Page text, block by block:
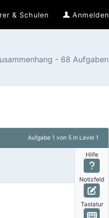
& Schulen Anmelden
- 68 Aufgaben
Aufgabe 1 von 5 in Level 1
Hilfe
Notizfeld
Tastatur